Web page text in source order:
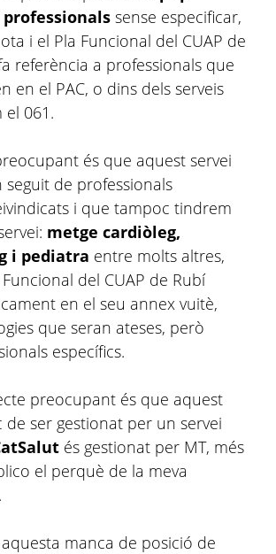
sense especificar,
i el Pla Funcional del CUAP de
referència a professionals que
en el PAC, o dins dels serveis
el 061.
és que aquest servei
seguit de professionals
i que tampoc tindrem
metge cardiòleg,
i pediatra entre molts altres,
del CUAP de Rubí
en el seu annex vuitè,
que seran ateses, però
específics.
preocupant és que aquest
de ser gestionat per un servei
és gestionat per MT, més
el perquè de la meva
manca de posició de